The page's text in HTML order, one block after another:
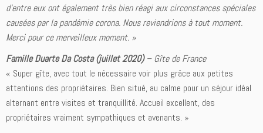
d’entre eux ont également très bien réagi aux circonstances spéciales
causées par la pandémie corona. Nous reviendrions à tout moment.
Merci pour ce merveilleux moment. »
Famille Duarte Da Costa (juillet 2020)–Gîte de France
« Super gîte, avec tout le nécessaire voir plus grâce aux petites
attentions des propriétaires. Bien situé, au calme pour un séjour idéal
alternant entre visites et tranquillité. Accueil excellent, des
propriétaires vraiment sympathiques et avenants. »